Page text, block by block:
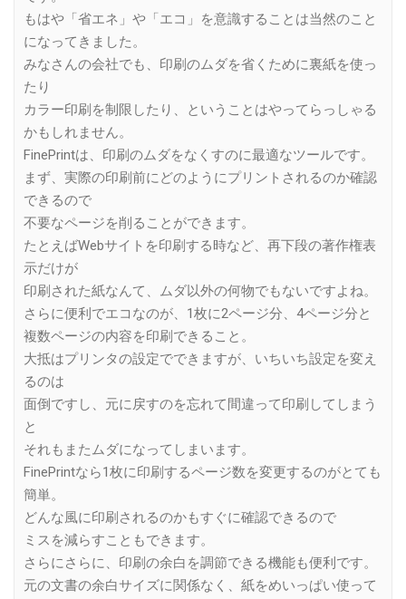
もはや「省エネ」や「エコ」を意識することは当然のこと
になってきました。
みなさんの会社でも、印刷のムダを省くために裏紙を使っ
たり
カラー印刷を制限したり、ということはやってらっしゃる
かもしれません。
FinePrintは、印刷のムダをなくすのに最適なツールです。
まず、実際の印刷前にどのようにプリントされるのか確認
できるので
不要なページを削ることができます。
たとえばWebサイトを印刷する時など、再下段の著作権表
示だけが
印刷された紙なんて、ムダ以外の何物でもないですよね。
さらに便利でエコなのが、1枚に2ページ分、4ページ分と
複数ページの内容を印刷できること。
大抵はプリンタの設定でできますが、いちいち設定を変え
るのは
面倒ですし、元に戻すのを忘れて間違って印刷してしまう
と
それもまたムダになってしまいます。
FinePrintなら1枚に印刷するページ数を変更するのがとても
簡単。
どんな風に印刷されるのかもすぐに確認できるので
ミスを減らすこともできます。
さらにさらに、印刷の余白を調節できる機能も便利です。
元の文書の余白サイズに関係なく、紙をめいっぱい使って